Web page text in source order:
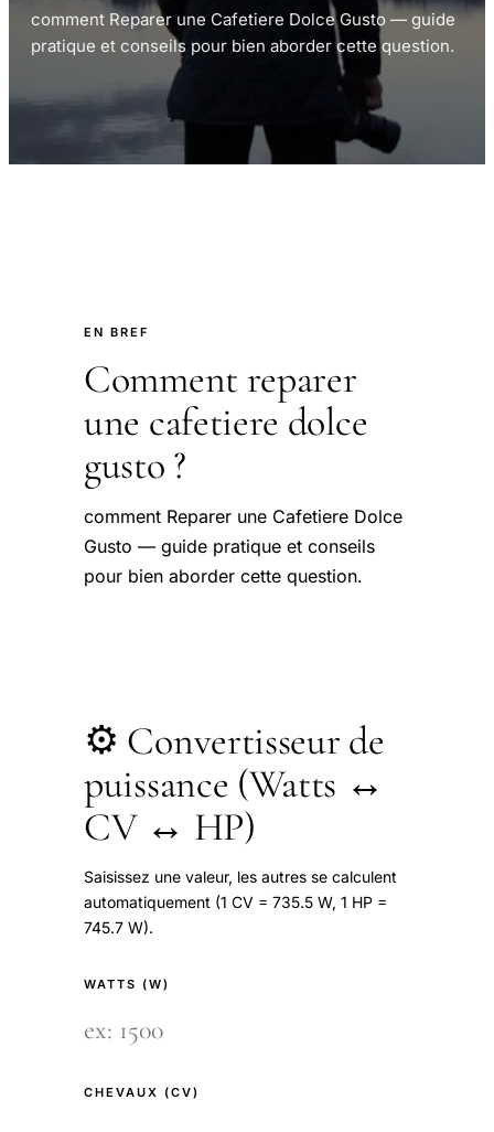
comment Reparer une Cafetiere Dolce Gusto — guide
pratique et conseils pour bien aborder cette question.
EN BREF
Comment reparer
une cafetiere dolce
gusto ?
comment Reparer une Cafetiere Dolce
Gusto — guide pratique et conseils
pour bien aborder cette question.
⚙️ Convertisseur de
puissance (Watts ↔
CV ↔ HP)
Saisissez une valeur, les autres se calculent
automatiquement (1 CV = 735.5 W, 1 HP =
745.7 W).
WATTS (W)
CHEVAUX (CV)